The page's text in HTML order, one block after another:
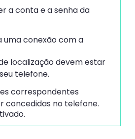
a conta e a senha da
uma conexão com a
localização devem estar
telefone.
correspondentes
concedidas no telefone.